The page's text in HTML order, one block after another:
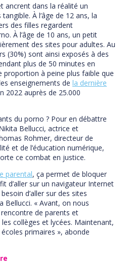
ancrent dans la réalité un
À l’âge de 12 ans, la
des filles regardent
À l’âge de 10 ans, un petit
des sites pour adultes. Au
(30%) sont ainsi exposés à des
plus de 50 minutes en
proportion à peine plus faible que
enseignements de la dernière
2022 auprès de 25.000
du porno ? Pour en débattre
Bellucci, actrice et
Rohmer, directeur de
et de l’éducation numérique,
ce combat en justice.
parental, ça permet de bloquer
d’aller sur un navigateur Internet
d’aller sur des sites
Bellucci. « Avant, on nous
de parents et
collèges et lycées. Maintenant,
primaires », abonde